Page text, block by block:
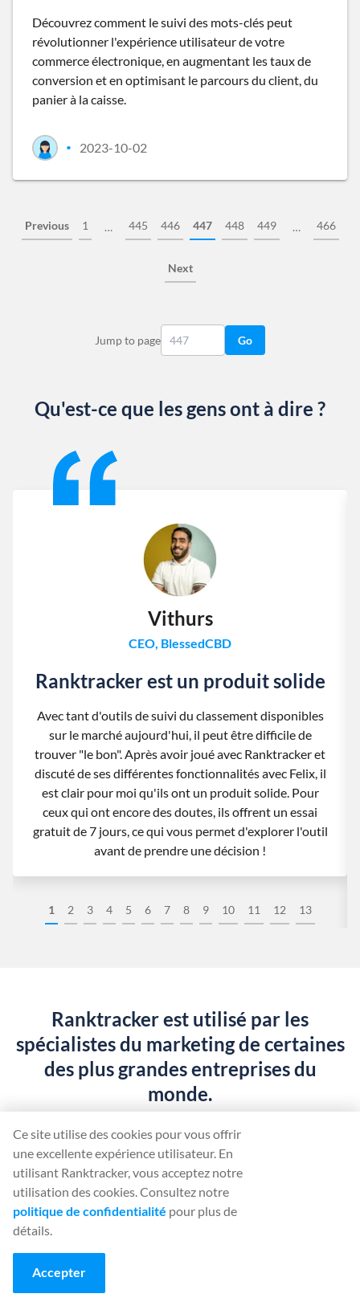
Découvrez comment le suivi des mots-clés peut
révolutionner l'expérience utilisateur de votre
commerce électronique, en augmentant les taux de
conversion et en optimisant le parcours du client, du
panier à la caisse.
• 2023-10-02
Previous 1 … 445 446 447 448 449 … 466
Next
Jump to page Go
Qu'est-ce que les gens ont à dire ?
1 2 3 4 5 6 7 8 9 10 11 12 13
Vithurs
CEO, BlessedCBD
Ranktracker est un produit solide
Avec tant d'outils de suivi du classement disponibles
sur le marché aujourd'hui, il peut être difficile de
trouver "le bon". Après avoir joué avec Ranktracker et
discuté de ses différentes fonctionnalités avec Felix, il
est clair pour moi qu'ils ont un produit solide. Pour
ceux qui ont encore des doutes, ils offrent un essai
gratuit de 7 jours, ce qui vous permet d'explorer l'outil
avant de prendre une décision !
Ranktracker est utilisé par les
spécialistes du marketing de certaines
des plus grandes entreprises du
monde.
Commencez à utiliser
Ce site utilise des cookies pour vous offrir
une excellente expérience utilisateur. En
utilisant Ranktracker, vous acceptez notre
utilisation des cookies. Consultez notre
politique de confidentialité pour plus de
détails.
Accepter